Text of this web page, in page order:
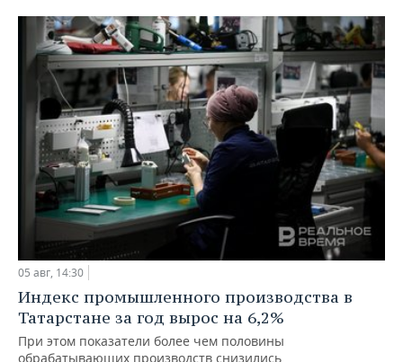
05 авг, 14:30
Индекс промышленного производства в
Татарстане за год вырос на 6,2%
При этом показатели более чем половины
обрабатывающих производств снизились